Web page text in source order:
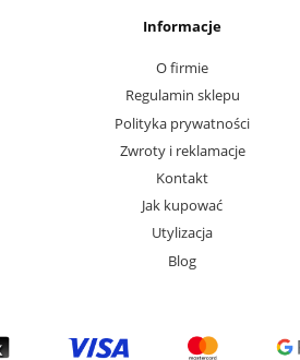
Informacje
O firmie
Regulamin sklepu
Polityka prywatności
Zwroty i reklamacje
Kontakt
Jak kupować
Utylizacja
Blog